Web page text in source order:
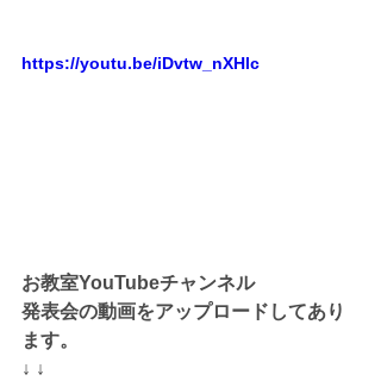
https://youtu.be/iDvtw_nXHlc
お教室YouTubeチャンネル
発表会の動画をアップロードしてあり
ます。
↓ ↓